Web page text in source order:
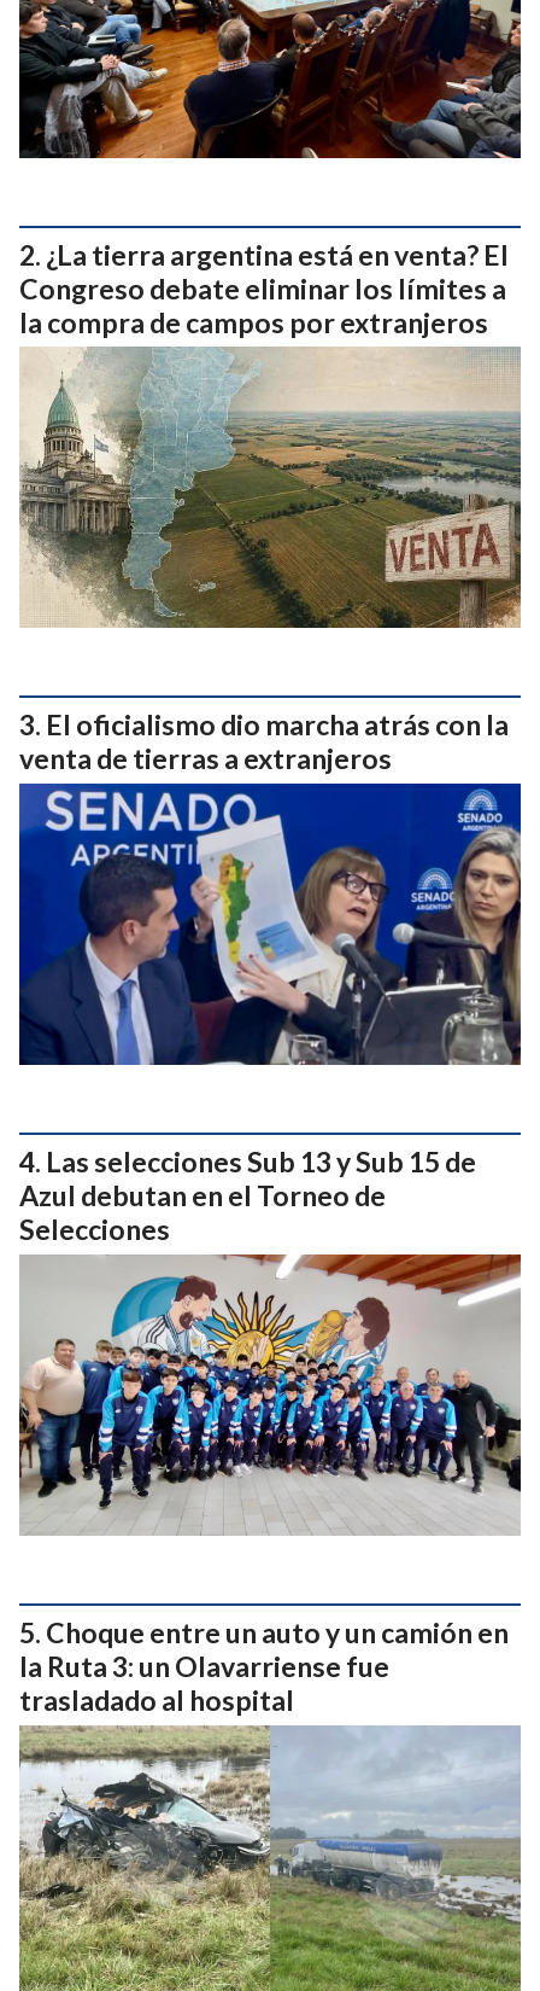
¿La tierra argentina está en venta? El
Congreso debate eliminar los límites a
la compra de campos por extranjeros
El oficialismo dio marcha atrás con la
venta de tierras a extranjeros
Las selecciones Sub 13 y Sub 15 de
Azul debutan en el Torneo de
Selecciones
Choque entre un auto y un camión en
la Ruta 3: un Olavarriense fue
trasladado al hospital